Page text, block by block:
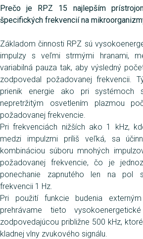
Prečo je RPZ 15 najlepším
špecifických frekvencií na
Základom činnosti RPZ sú
impulzy s veľmi strmými hranami,
variabilná pauza tak, aby výsledný
zodpovedal požadovanej frekvencii.
prienik energie ako pri systémoch
nepretržitým osvetlením plazmou
požadovanej frekvencie.
Pri frekvenciách nižších ako 1 kHz,
medzi impulzmi príliš veľká, sa
kombináciou súboru mnohých
požadovanej frekvencie, čo je
ponechanie zapnutého len na pol
frekvencii 1 Hz.
Pri použití funkcie budenia
prehrávame tieto
zodpovedajúcou približne 500 kHz,
kladnej vlny zvukového signálu.